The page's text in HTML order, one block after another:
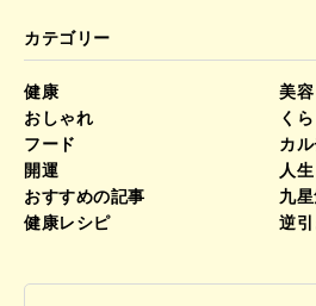
カテゴリー
健康
美容
おしゃれ
く
フード
カ
開運
人生
おすすめの記事
九
健康レシピ
逆